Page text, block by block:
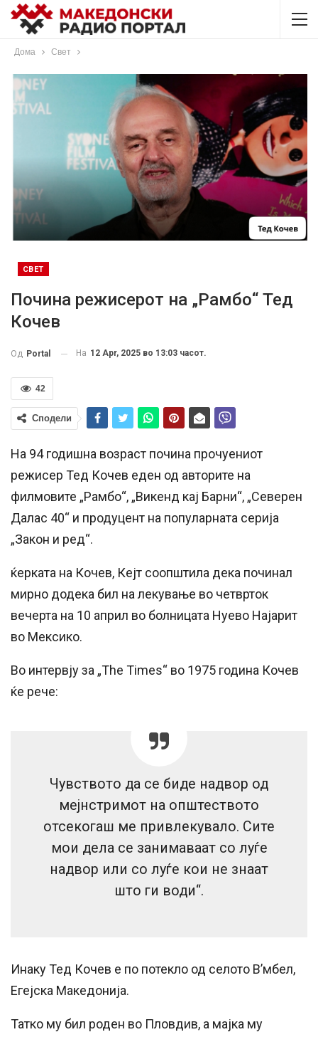
Дома Свет
СВЕТ
Почина режисерот на „Рамбо“ Тед
Кочев
Од Portal На 12 Apr, 2025 во 13:03 часот.
42
Сподели
На 94 годишна возраст почина прочуениот
режисер Тед Кочев еден од авторите на
филмовите „Рамбо“, „Викенд кај Барни“, „Северен
Далас 40“ и продуцент на популарната серија
„Закон и ред“.
ќерката на Кочев, Кејт соопштила дека починал
мирно додека бил на лекување во четврток
вечерта на 10 април во болницата Нуево Најарит
во Мексико.
Во интервју за „The Times“ во 1975 година Кочев
ќе рече:
Чувството да се биде надвор од
мејнстримот на општеството
отсекогаш ме привлекувало. Сите
мои дела се занимаваат со луѓе
надвор или со луѓе кои не знаат
што ги води“.
Инаку Тед Кочев е по потекло од селото В’мбел,
Егејска Македонија.
Татко му бил роден во Пловдив, а мајка му